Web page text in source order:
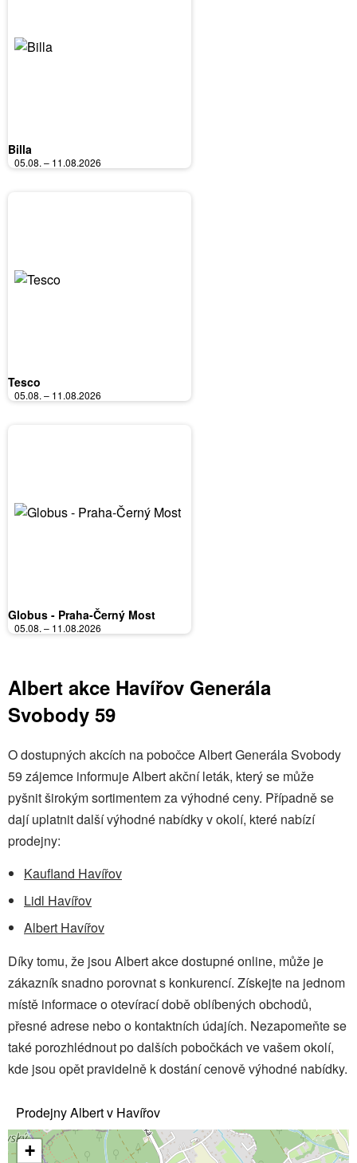
Billa
05.08. – 11.08.2026
Tesco
05.08. – 11.08.2026
Globus - Praha-Černý Most
05.08. – 11.08.2026
Albert akce Havířov Generála
Svobody 59
O dostupných akcích na pobočce Albert Generála Svobody
59 zájemce informuje Albert akční leták, který se může
pyšnit širokým sortimentem za výhodné ceny. Případně se
dají uplatnit další výhodné nabídky v okolí, které nabízí
prodejny:
Kaufland Havířov
Lidl Havířov
Albert Havířov
Díky tomu, že jsou Albert akce dostupné online, může je
zákazník snadno porovnat s konkurencí. Získejte na jednom
místě informace o otevírací době oblíbených obchodů,
přesné adrese nebo o kontaktních údajích. Nezapomeňte se
také porozhlédnout po dalších pobočkách ve vašem okolí,
kde jsou opět pravidelně k dostání cenově výhodné nabídky.
Prodejny Albert v Havířov
+